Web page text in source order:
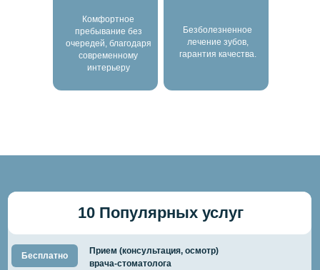
Комфортное
пребывание без
очередей, благодаря
современному
интерьеру
Безболезненное
лечение зубов,
гарантия качества.
Прием (консультация, осмотр)
врача-стоматолога
Бесплатно
10 Популярных услуг